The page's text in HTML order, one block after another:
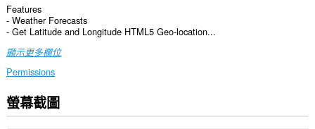
Features
- Weather Forecasts
- Get Latitude and Longitude HTML5 Geo-location...
顯示更多欄位
Permissions
這
個
螢幕截圖